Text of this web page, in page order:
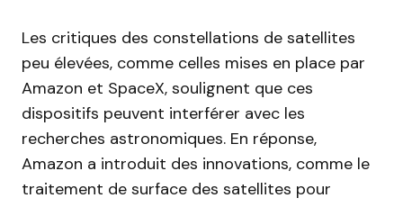
Les critiques des constellations de satellites
peu élevées, comme celles mises en place par
Amazon et SpaceX, soulignent que ces
dispositifs peuvent interférer avec les
recherches astronomiques. En réponse,
Amazon a introduit des innovations, comme le
traitement de surface des satellites pour